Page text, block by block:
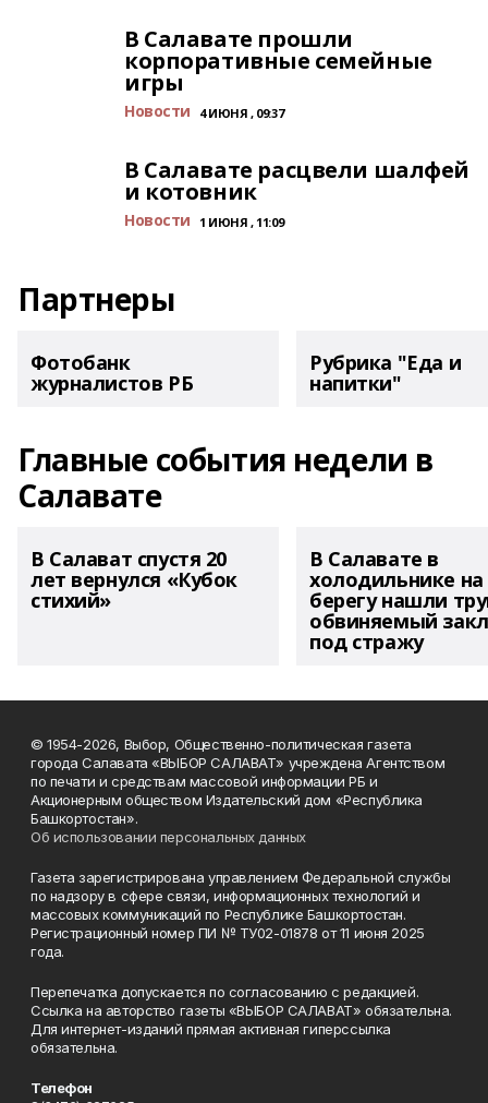
В Салавате прошли
корпоративные семейные
игры
Новости 4 ИЮНЯ , 09:37
В Салавате расцвели шалфей
и котовник
Новости 1 ИЮНЯ , 11:09
Партнеры
Фотобанк
журналистов РБ
Рубрика "Еда и
напитки"
Главные события недели в
Салавате
В Салават спустя 20
лет вернулся «Кубок
стихий»
В Салавате в
холодильнике на
берегу нашли
обвиняемый
под стражу
© 1954-2026, Выбор, Общественно-политическая газета
города Салавата «ВЫБОР САЛАВАТ» учреждена Агентством
по печати и средствам массовой информации РБ и
Акционерным обществом Издательский дом «Республика
Башкортостан».
Об использовании персональных данных
Газета зарегистрирована управлением Федеральной службы
по надзору в сфере связи, информационных технологий и
массовых коммуникаций по Республике Башкортостан.
Регистрационный номер ПИ № ТУ02-01878 от 11 июня 2025
года.
Перепечатка допускается по согласованию с редакцией.
Ссылка на авторство газеты «ВЫБОР САЛАВАТ» обязательна.
Для интернет-изданий прямая активная гиперссылка
обязательна.
Телефон